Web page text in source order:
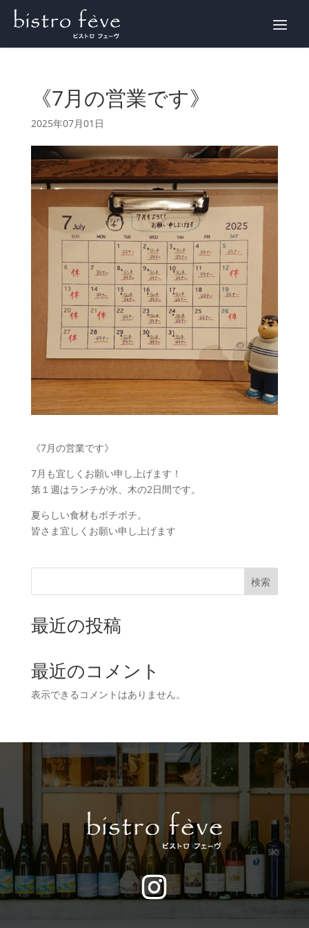
《7月の営業です》
2025年07月01日
《7月の営業です》
7月も宜しくお願い申し上げます！
第１週はランチが水、木の2日間です。
夏らしい食材もボチボチ。
皆さま宜しくお願い申し上げます
検索
最近の投稿
最近のコメント
表示できるコメントはありません。